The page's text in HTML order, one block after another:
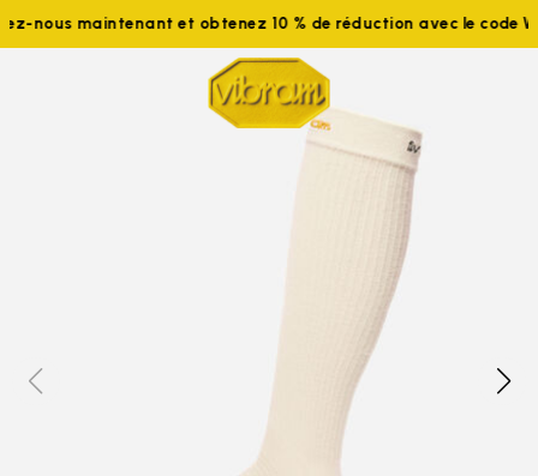
nous maintenant et obtenez 10 % de réduction avec le